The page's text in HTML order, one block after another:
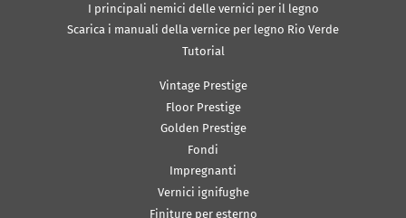
I principali nemici delle vernici per il legno
Scarica i manuali della vernice per legno Rio Verde
Tutorial
Vintage Prestige
Floor Prestige
Golden Prestige
Fondi
Impregnanti
Vernici ignifughe
Finiture per esterno